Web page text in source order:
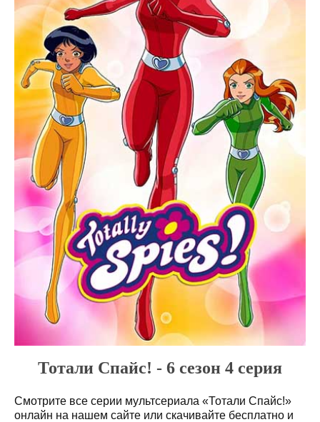
Тотали Спайс! - 6 сезон 4 серия
Смотрите все серии мультсериала «Тотали Спайс!»
онлайн на нашем сайте или скачивайте бесплатно и